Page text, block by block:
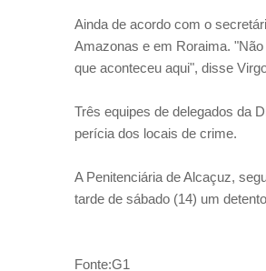
Ainda de acordo com o
Amazonas e em Roraima.
que aconteceu aqui", disse
Três equipes de delegados da
perícia dos locais de crime.
A Penitenciária de Alcaçuz,
tarde de sábado (14) um
Fonte:G1